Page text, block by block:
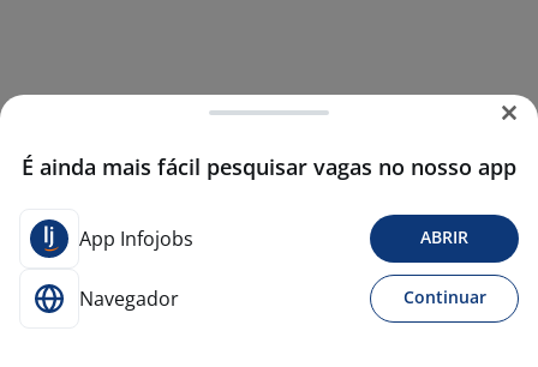
É ainda mais fácil pesquisar vagas no nosso app
App Infojobs ABRIR
Navegador Continuar